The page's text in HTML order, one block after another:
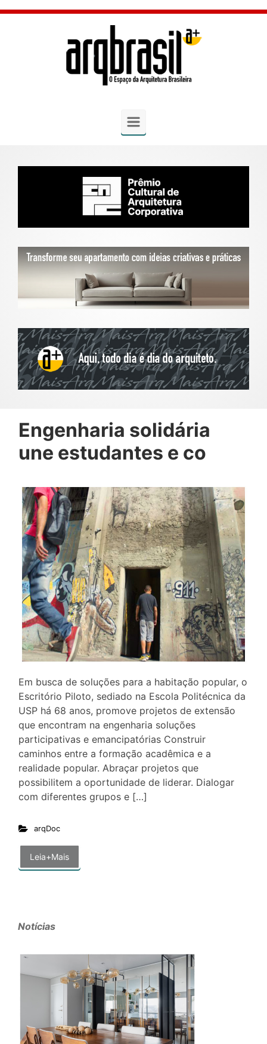
Skip to main content
Engenharia solidária
une estudantes e co
Em busca de soluções para a habitação popular, o
Escritório Piloto, sediado na Escola Politécnica da
USP há 68 anos, promove projetos de extensão
que encontram na engenharia soluções
participativas e emancipatórias Construir
caminhos entre a formação acadêmica e a
realidade popular. Abraçar projetos que
possibilitem a oportunidade de liderar. Dialogar
com diferentes grupos e […]
arqDoc
Leia+Mais
Notícias